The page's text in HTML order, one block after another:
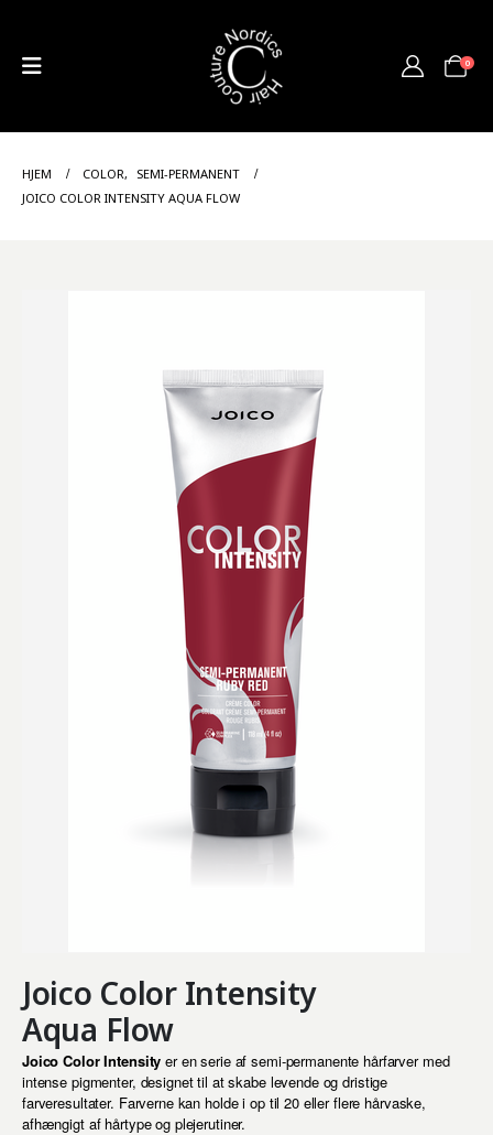
0
HJEM COLOR,
SEMI-PERMANENT
JOICO COLOR INTENSITY AQUA FLOW
Joico Color Intensity
Aqua Flow
Joico Color Intensity er en serie af semi-permanente hårfarver med
intense pigmenter, designet til at skabe levende og dristige
farveresultater. Farverne kan holde i op til 20 eller flere hårvaske,
afhængigt af hårtype og plejerutiner.